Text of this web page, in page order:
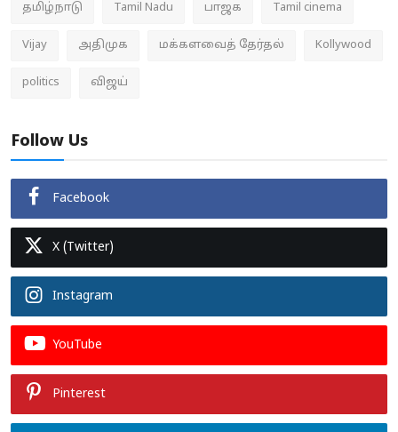
தமிழ்நாடு Tamil Nadu பாஜக Tamil cinema
Vijay அதிமுக மக்களவைத் தேர்தல் Kollywood
politics விஜய்
Follow Us
Facebook
X (Twitter)
Instagram
YouTube
Pinterest